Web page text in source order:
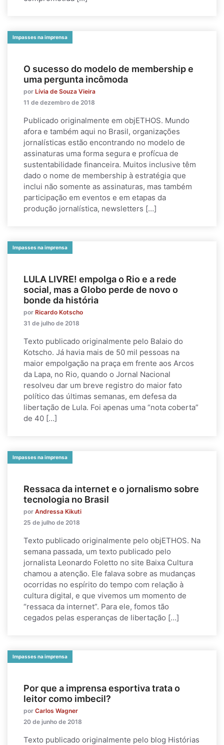
Impasses na imprensa
O sucesso do modelo de membership e
uma pergunta incômoda
por Lívia de Souza Vieira
11 de dezembro de 2018
Publicado originalmente em objETHOS. Mundo
afora e também aqui no Brasil, organizações
jornalísticas estão encontrando no modelo de
assinaturas uma forma segura e profícua de
sustentabilidade financeira. Muitos inclusive têm
dado o nome de membership à estratégia que
inclui não somente as assinaturas, mas também
participação em eventos e em etapas da
produção jornalística, newsletters […]
Impasses na imprensa
LULA LIVRE! empolga o Rio e a rede
social, mas a Globo perde de novo o
bonde da história
por Ricardo Kotscho
31 de julho de 2018
Texto publicado originalmente pelo Balaio do
Kotscho. Já havia mais de 50 mil pessoas na
maior empolgação na praça em frente aos Arcos
da Lapa, no Rio, quando o Jornal Nacional
resolveu dar um breve registro do maior fato
político das últimas semanas, em defesa da
libertação de Lula. Foi apenas uma “nota coberta”
de 40 […]
Impasses na imprensa
Ressaca da internet e o jornalismo sobre
tecnologia no Brasil
por Andressa Kikuti
25 de julho de 2018
Texto publicado originalmente pelo objETHOS. Na
semana passada, um texto publicado pelo
jornalista Leonardo Foletto no site Baixa Cultura
chamou a atenção. Ele falava sobre as mudanças
ocorridas no espírito do tempo com relação à
cultura digital, e que vivemos um momento de
“ressaca da internet”. Para ele, fomos tão
cegados pelas esperanças de libertação […]
Impasses na imprensa
Por que a imprensa esportiva trata o
leitor como imbecil?
por Carlos Wagner
20 de junho de 2018
Texto publicado originalmente pelo blog Histórias